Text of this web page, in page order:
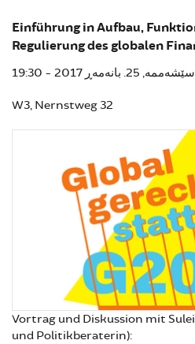
Einführung in Aufbau,
Regulierung des globalen
سێشەممە, 25. بانەمەڕ 2017 - 19:30
W3, Nernstweg 32
Vortrag und Diskussion mit
und Politikberaterin):